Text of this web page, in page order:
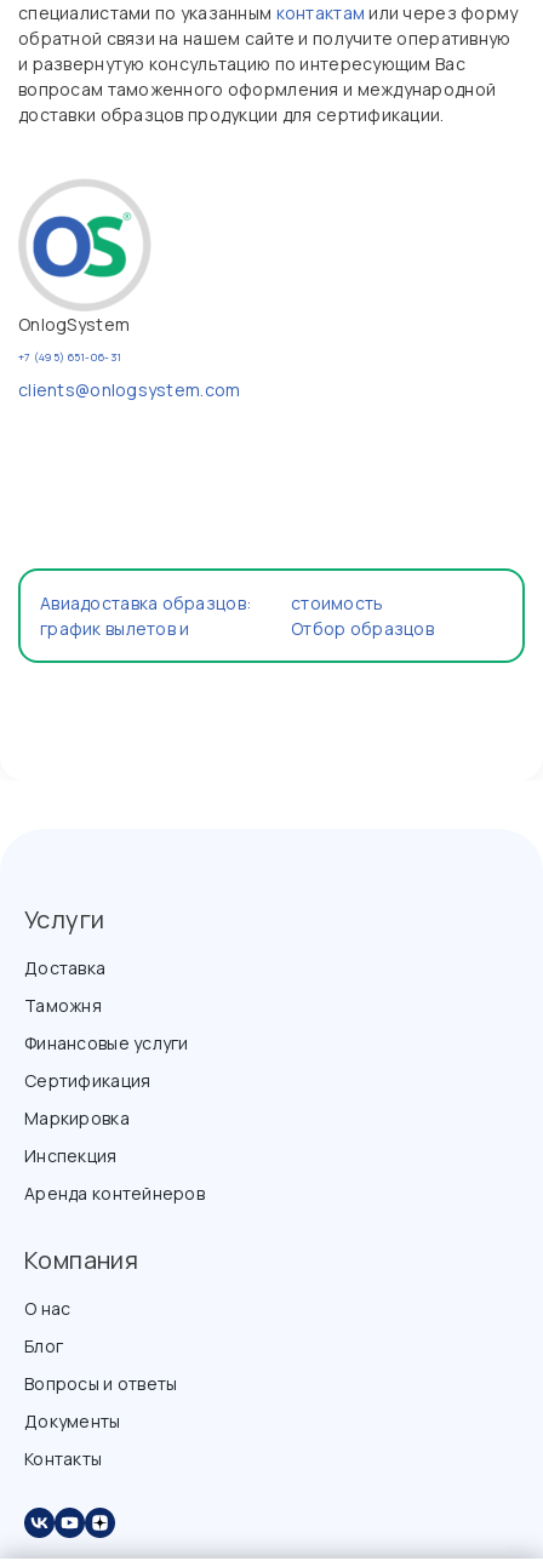
специалистами по указанным контактам или через форму
обратной связи на нашем сайте и получите оперативную
и развернутую консультацию по интересующим Вас
вопросам таможенного оформления и международной
доставки образцов продукции для сертификации.
OnlogSystem
+7 (49 5) 651-06-31
clients@onlogsystem.com
Авиадоставка образцов:
график вылетов и
стоимость
Отбор образцов
Услуги
Доставка
Таможня
Финансовые услуги
Сертификация
Маркировка
Инспекция
Аренда контейнеров
Компания
О нас
Блог
Вопросы и ответы
Документы
Контакты